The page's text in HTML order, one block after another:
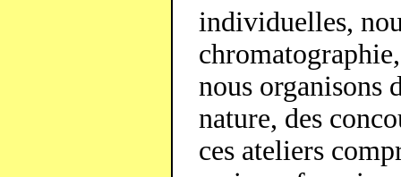
individuelles,
nous organisons
nature, des
ces ateliers